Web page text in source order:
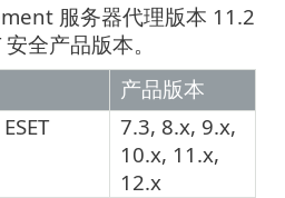
服务器代理版本 11.2
全产品版本。
产品版本
ESET
7.3, 8.x, 9.x,
10.x, 11.x,
12.x